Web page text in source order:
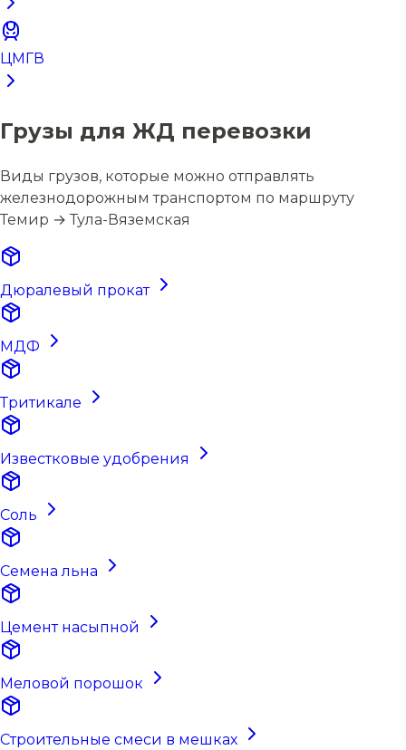
ЦМГВ
Грузы для ЖД перевозки
Виды грузов, которые можно отправлять
железнодорожным транспортом по маршруту
Темир → Тула-Вяземская
Дюралевый прокат
МДФ
Тритикале
Известковые удобрения
Соль
Семена льна
Цемент насыпной
Меловой порошок
Строительные смеси в мешках